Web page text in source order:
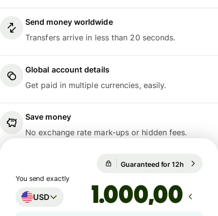
Send money worldwide
Transfers arrive in less than 20 seconds.
Global account details
Get paid in multiple currencies, easily.
Save money
No exchange rate mark-ups or hidden fees.
Guaranteed for 12h
You send exactly
USD ,00